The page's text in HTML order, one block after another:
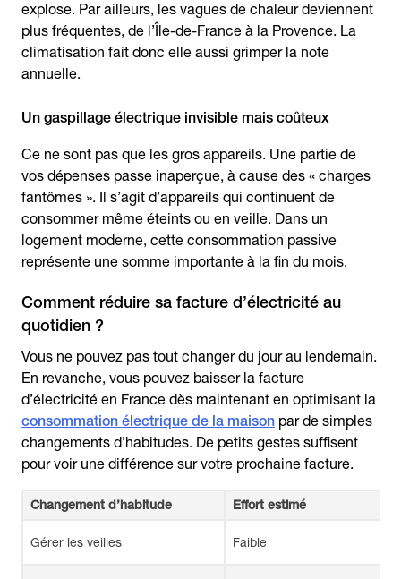
explose. Par ailleurs, les vagues de chaleur deviennent
plus fréquentes, de l’Île-de-France à la Provence. La
climatisation fait donc elle aussi grimper la note
annuelle.
Un gaspillage électrique invisible mais coûteux
Ce ne sont pas que les gros appareils. Une partie de
vos dépenses passe inaperçue, à cause des « charges
fantômes ». Il s’agit d’appareils qui continuent de
consommer même éteints ou en veille. Dans un
logement moderne, cette consommation passive
représente une somme importante à la fin du mois.
Comment réduire sa facture d’électricité au
quotidien ?
Vous ne pouvez pas tout changer du jour au lendemain.
En revanche, vous pouvez baisser la facture
d’électricité en France dès maintenant en optimisant la
consommation électrique de la maison par de simples
changements d’habitudes. De petits gestes suffisent
pour voir une différence sur votre prochaine facture.
Changement d’habitude Effort estimé
Gérer les veilles Faible